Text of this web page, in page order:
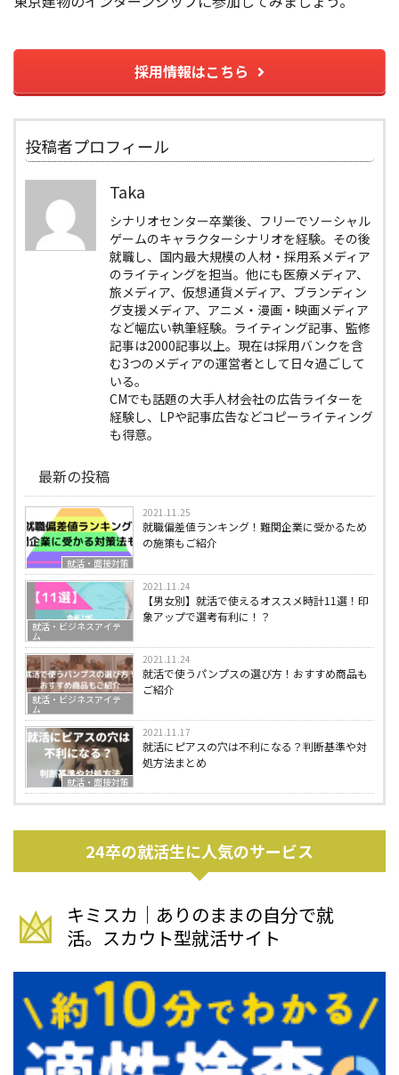
採用情報はこちら
投稿者プロフィール
Taka
シナリオセンター卒業後、フリーでソーシャル
ゲームのキャラクターシナリオを経験。その後
就職し、国内最大規模の人材・採用系メディア
のライティングを担当。他にも医療メディア、
旅メディア、仮想通貨メディア、ブランディン
グ支援メディア、アニメ・漫画・映画メディア
など幅広い執筆経験。ライティング記事、監修
記事は2000記事以上。現在は採用バンクを含
む3つのメディアの運営者として日々過ごして
いる。
CMでも話題の大手人材会社の広告ライターを
経験し、LPや記事広告などコピーライティング
も得意。
最新の投稿
就活・面接対策
2021.11.25
就職偏差値ランキング！難関企業に受かるため
の施策もご紹介
就活・ビジネスアイテ
ム
2021.11.24
【男女別】就活で使えるオススメ時計11選！印
象アップで選考有利に！？
就活・ビジネスアイテ
ム
2021.11.24
就活で使うパンプスの選び方！おすすめ商品も
ご紹介
就活・面接対策
2021.11.17
就活にピアスの穴は不利になる？判断基準や対
処方法まとめ
24卒の就活生に人気のサービス
キミスカ｜ありのままの自分で就
活。スカウト型就活サイト